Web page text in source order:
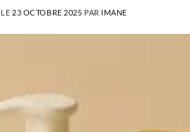
23 OCTOBRE 2025 PAR IMANE